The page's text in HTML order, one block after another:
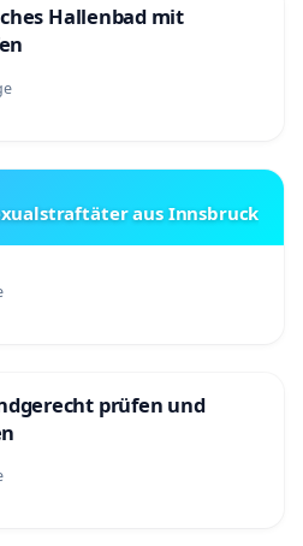
Hallenbad mit
aus Innsbruck
prüfen und